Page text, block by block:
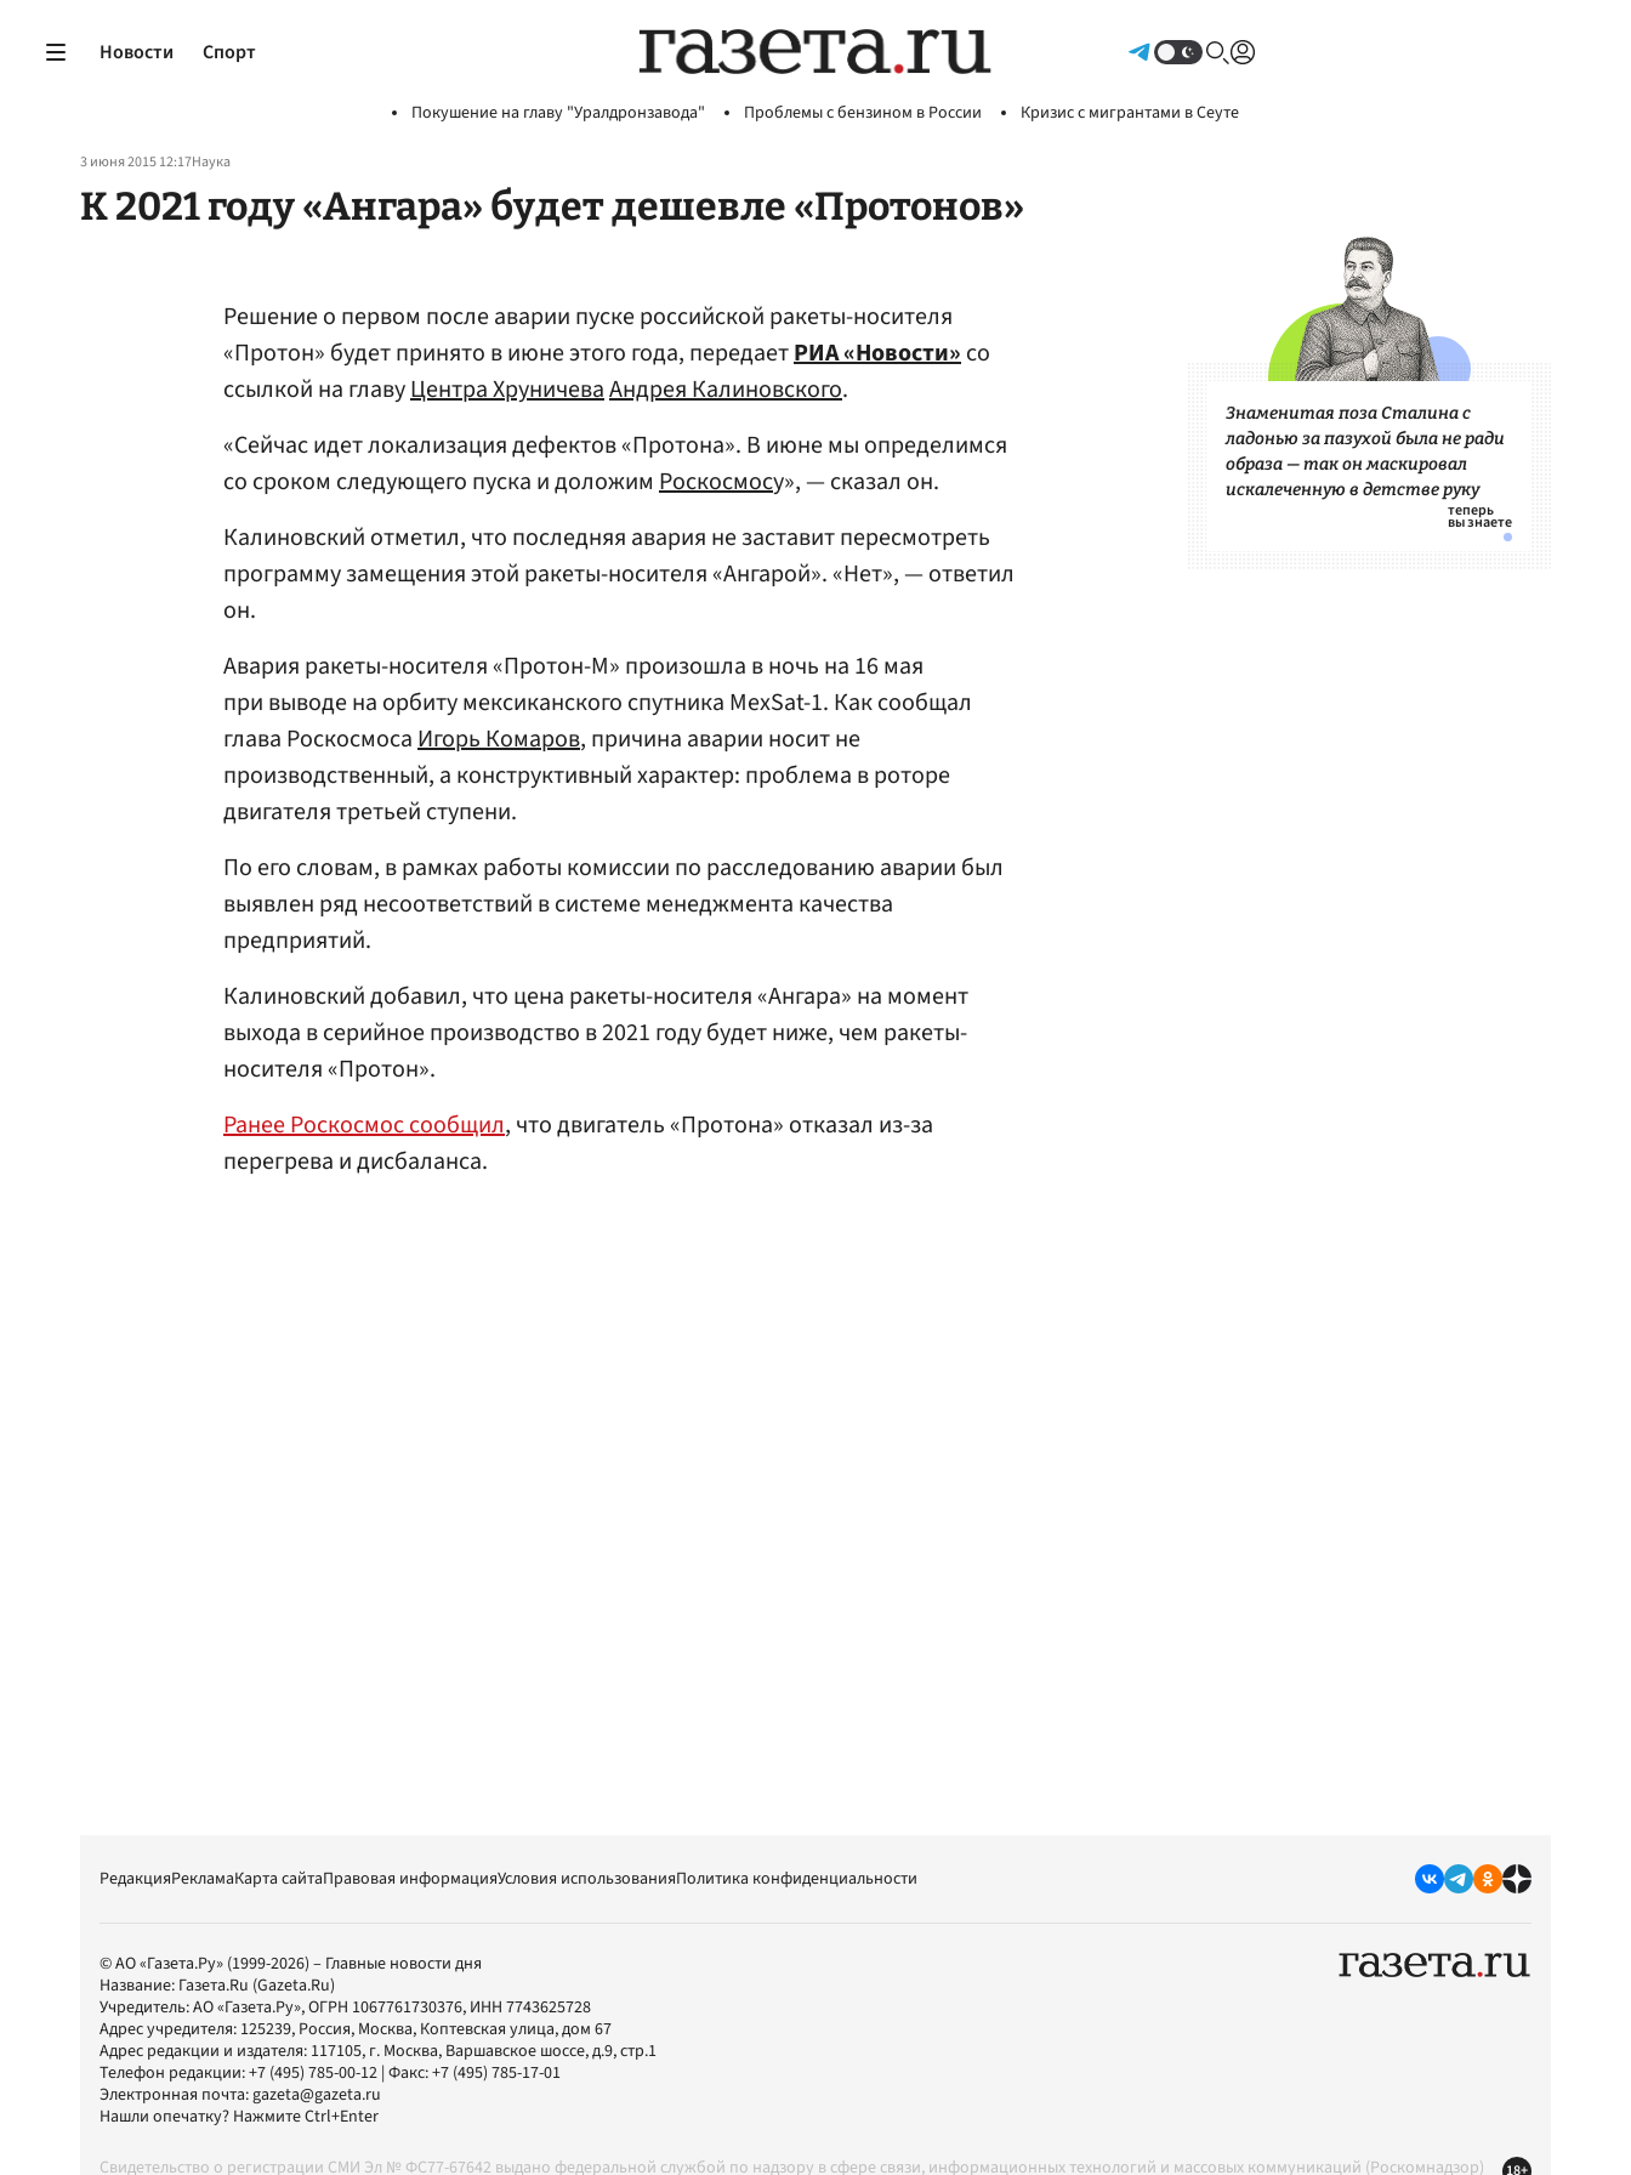
Новости Спорт
Покушение на главу "Уралдронзавода" Проблемы с бензином в России Кризис с мигрантами в Сеуте
3 июня 2015 12:17Наука
К 2021 году «Ангара» будет дешевле «Протонов»
Решение о первом после аварии пуске российской ракеты-носителя
«Протон» будет принято в июне этого года, передаетРИА «Новости»со
ссылкой на главуЦентра ХруничеваАндрея Калиновского.
«Сейчас идет локализация дефектов «Протона». В июне мы определимся
со сроком следующего пуска и доложим Роскосмосу», — сказал он.
Калиновский отметил, что последняя авария не заставит пересмотреть
программу замещения этой ракеты-носителя «Ангарой». «Нет», — ответил
он.
Авария ракеты-носителя «Протон-М» произошла в ночь на 16 мая
при выводе на орбиту мексиканского спутника MexSat-1. Как сообщал
глава РоскосмосаИгорь Комаров, причина аварии носит не
производственный, а конструктивный характер: проблема в роторе
двигателя третьей ступени.
По его словам, в рамках работы комиссии по расследованию аварии был
выявлен ряд несоответствий в системе менеджмента качества
предприятий.
Калиновский добавил, что цена ракеты-носителя «Ангара» на момент
выхода в серийное производство в 2021 году будет ниже, чем ракеты-
носителя «Протон».
Ранее Роскосмос сообщил, что двигатель «Протона» отказал из-за
перегрева и дисбаланса.
Знаменитая поза Сталина с
ладонью за пазухой была не ради
образа — так он маскировал
искалеченную в детстве руку
РедакцияРекламаКарта сайтаПравовая информацияУсловия использованияПолитика конфиденциальности
© АО «Газета.Ру» (1999-2026) – Главные новости дня
Название: Газета.Ru (Gazeta.Ru)
Учредитель:АО «Газета.Ру», ОГРН 1067761730376, ИНН 7743625728
Адрес учредителя: 125239, Россия, Москва, Коптевская улица, дом 67
Адрес редакции и издателя: 117105, г. Москва, Варшавское шоссе, д.9, стр.1
Телефон редакции:+7 (495) 785-00-12 | Факс:+7 (495) 785-17-01
Электронная почта:gazeta@gazeta.ru
Нашли опечатку? Нажмите Ctrl+Enter
Свидетельство о регистрации СМИ Эл № ФС77-67642 выдано федеральной службой по надзору в сфере связи, информационных технологий и массовых коммуникаций (Роскомнадзор) 18+